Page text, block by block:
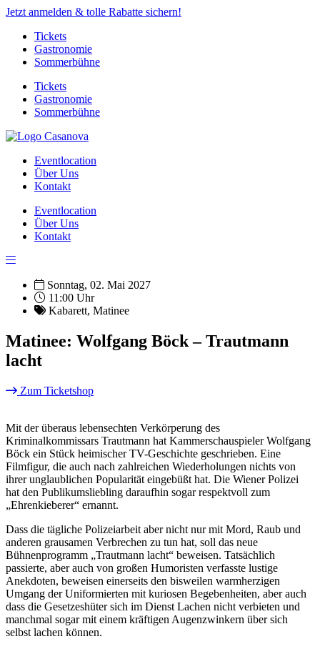
Jetzt anmelden & tolle Rabatte sichern!
Tickets
Gastronomie
Sommerbühne
Tickets
Gastronomie
Sommerbühne
Eventlocation
Über Uns
Kontakt
Eventlocation
Über Uns
Kontakt
Sonntag, 02. Mai 2027
11:00 Uhr
Kabarett, Matinee
Matinee: Wolfgang Böck – Trautmann
lacht
Zum Ticketshop
Mit der überaus lebensechten Verkörperung des
Kriminalkommissars Trautmann hat Kammerschauspieler Wolfgang
Böck ein Stück heimischer TV-Geschichte geschrieben. Eine
Filmfigur, die auch nach zahlreichen Wiederholungen nichts von
ihrer unglaublichen Popularität eingebüßt hat. Die Wiener Polizei
hat den Publikumsliebling daraufhin sogar respektvoll zum
„Ehrenkieberer“ ernannt.
Dass die tägliche Polizeiarbeit aber nicht nur mit Mord, Raub und
anderen grausamen Verbrechen zu tun hat, soll das neue
Bühnenprogramm „Trautmann lacht“ beweisen. Tatsächlich
passierte, aber auch von großen Humoristen verfasste lustige
Anekdoten, beweisen einerseits den bisweilen warmherzigen
Umgang der Uniformierten mit kuriosen Begebenheiten, aber auch
dass die Gesetzeshüter sich im Dienst Lachen nicht verbieten und
manchmal sogar mit einem kräftigen Augenzwinkern über sich
selbst lachen können.